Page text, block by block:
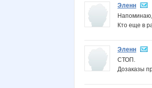
Эленн
Кто еще в
Эленн
СТОП.
Дозаказы